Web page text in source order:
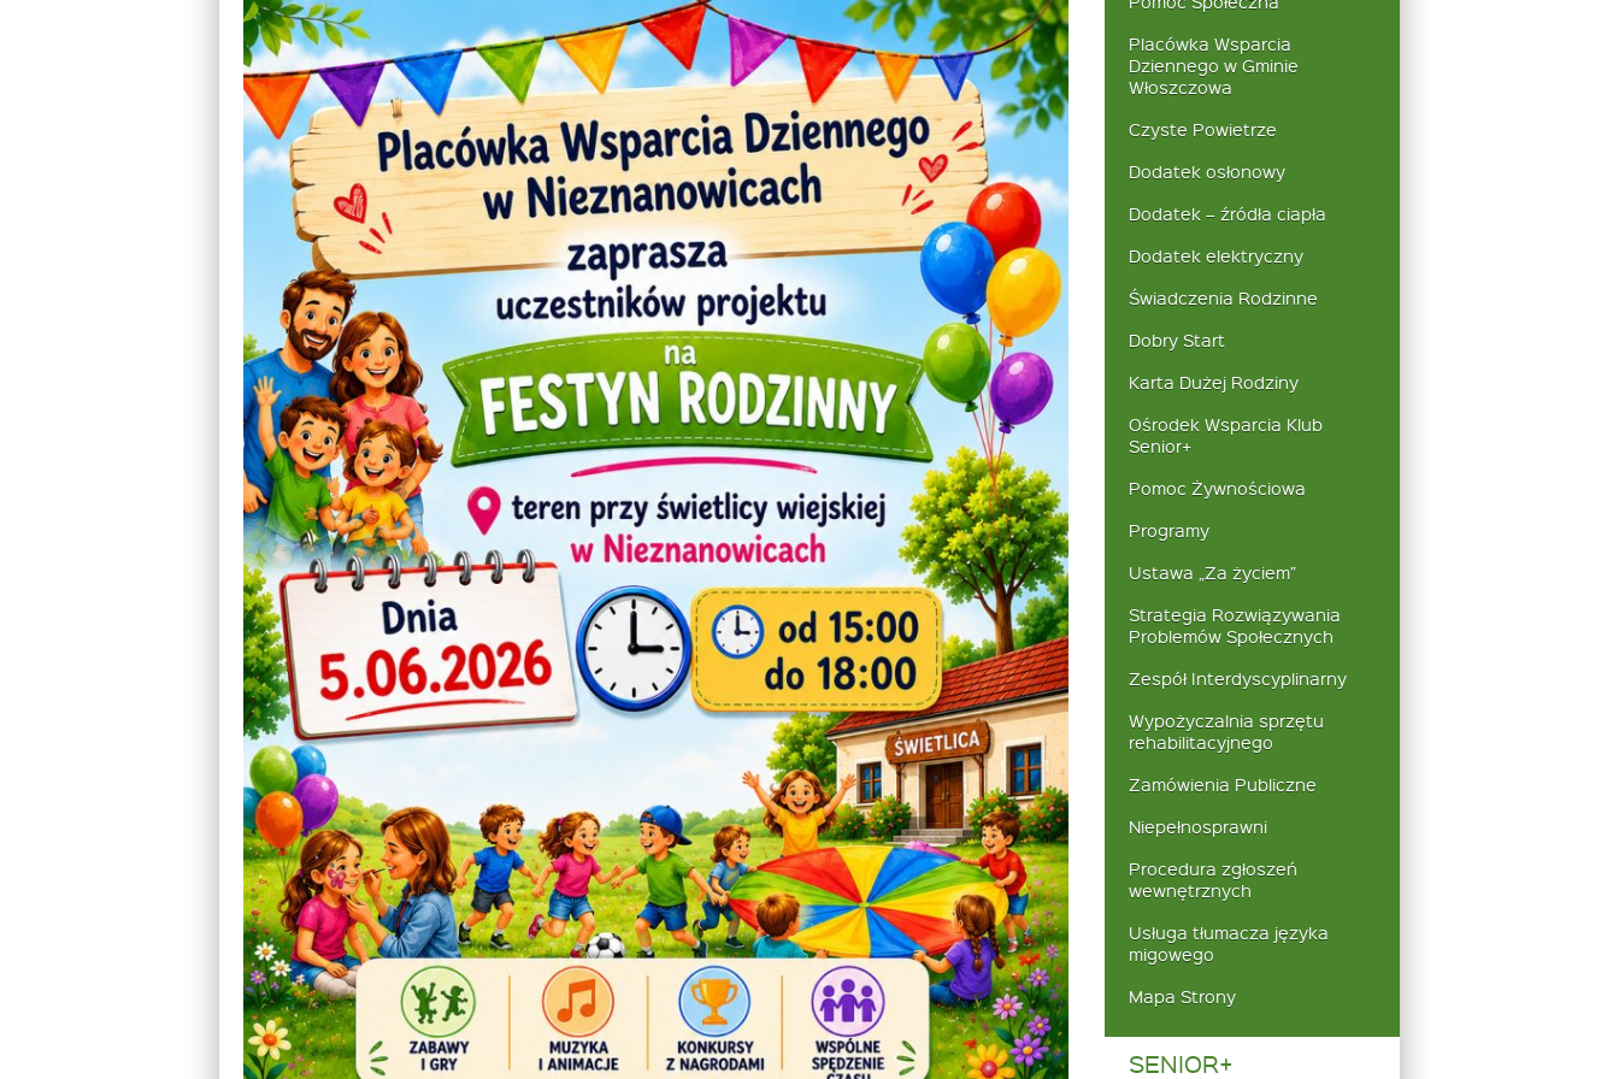
Placówka Wsparcia
Dziennego w Gminie
Włoszczowa
Czyste Powietrze
Dodatek osłonowy
Dodatek – źródła ciapła
Dodatek elektryczny
Świadczenia Rodzinne
Dobry Start
Karta Dużej Rodziny
Ośrodek Wsparcia Klub
Senior+
Pomoc Żywnościowa
Programy
Ustawa „Za życiem”
Strategia Rozwiązywania
Problemów Społecznych
Zespół Interdyscyplinarny
Wypożyczalnia sprzętu
rehabilitacyjnego
Zamówienia Publiczne
Niepełnosprawni
Procedura zgłoszeń
wewnętrznych
Usługa tłumacza języka
migowego
Mapa Strony
SENIOR+